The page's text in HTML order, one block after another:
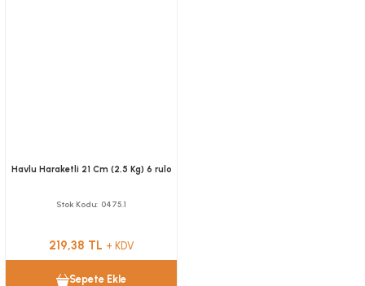
Havlu Haraketli 21 Cm (2,5 Kg) 6 rulo
Stok Kodu 0475.1
219,38 TL + KDV
Sepete Ekle